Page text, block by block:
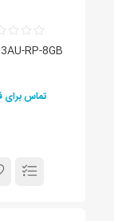
RP-8GB
تماس برای